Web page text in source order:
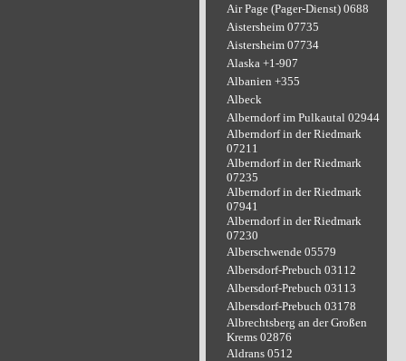
Air Page (Pager-Dienst) 0688
Aistersheim 07735
Aistersheim 07734
Alaska +1-907
Albanien +355
Albeck
Alberndorf im Pulkautal 02944
Alberndorf in der Riedmark
07211
Alberndorf in der Riedmark
07235
Alberndorf in der Riedmark
07941
Alberndorf in der Riedmark
07230
Alberschwende 05579
Albersdorf-Prebuch 03112
Albersdorf-Prebuch 03113
Albersdorf-Prebuch 03178
Albrechtsberg an der Großen
Krems 02876
Aldrans 0512